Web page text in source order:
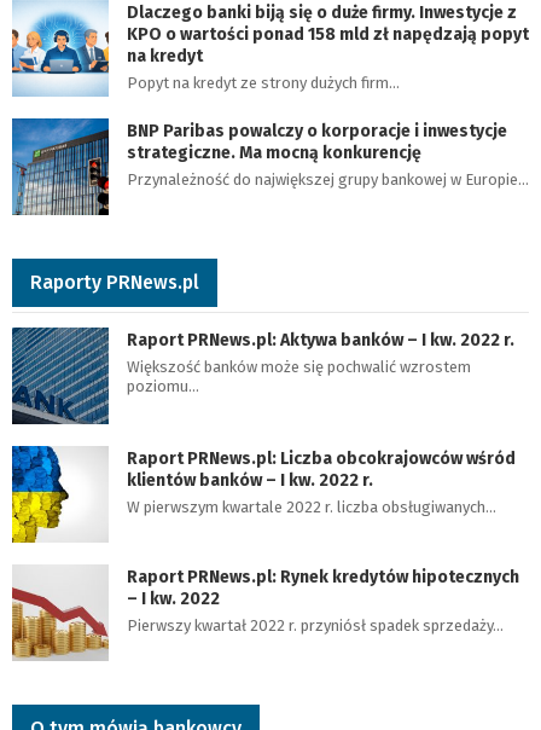
Dlaczego banki biją się o duże firmy. Inwestycje z
KPO o wartości ponad 158 mld zł napędzają popyt
na kredyt
Popyt na kredyt ze strony dużych firm…
BNP Paribas powalczy o korporacje i inwestycje
strategiczne. Ma mocną konkurencję
Przynależność do największej grupy bankowej w Europie…
Raporty PRNews.pl
Raport PRNews.pl: Aktywa banków – I kw. 2022 r.
Większość banków może się pochwalić wzrostem
poziomu…
Raport PRNews.pl: Liczba obcokrajowców wśród
klientów banków – I kw. 2022 r.
W pierwszym kwartale 2022 r. liczba obsługiwanych…
Raport PRNews.pl: Rynek kredytów hipotecznych
– I kw. 2022
Pierwszy kwartał 2022 r. przyniósł spadek sprzedaży…